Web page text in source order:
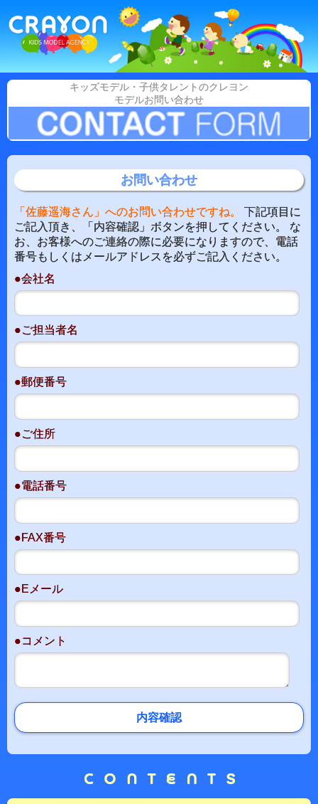
キッズモデル・子供タレントのクレヨン
モデルお問い合わせ
お問い合わせ
「佐藤遥海さん」へのお問い合わせですね。
下記項目に
ご記入頂き、「内容確認」ボタンを押してください。 な
お、お客様へのご連絡の際に必要になりますので、電話
番号もしくはメールアドレスを必ずご記入ください。
●会社名
●ご担当者名
●郵便番号
●ご住所
●電話番号
●FAX番号
●Eメール
●コメント
内容確認